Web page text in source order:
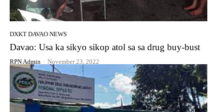
DXKT DAVAO NEWS
Davao: Usa ka sikyo sikop atol sa sa drug buy-bust
RPN Admin - November 23, 2022